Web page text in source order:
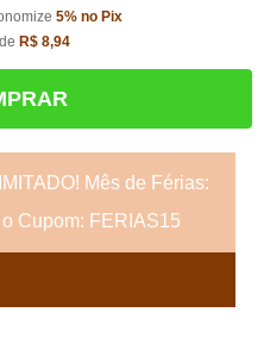
5% no Pix
R$ 8,94
Mês de Férias:
Cupom: FERIAS15